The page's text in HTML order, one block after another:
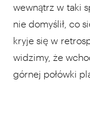
wewnątrz w taki
nie domyślił, co
kryje się w
widzimy, że
górnej połówki